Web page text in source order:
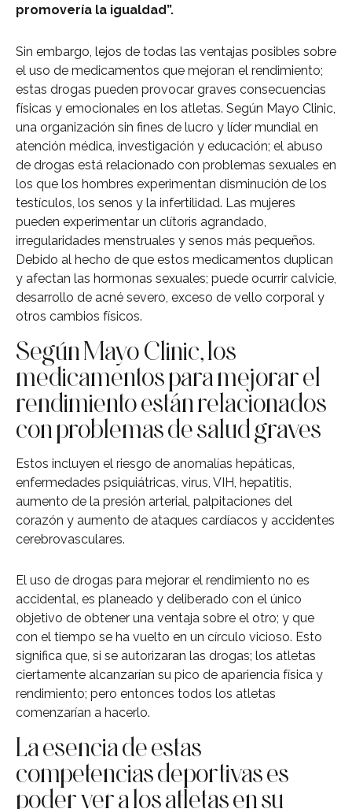
promovería la igualdad”.
Sin embargo, lejos de todas las ventajas posibles sobre
el uso de medicamentos que mejoran el rendimiento;
estas drogas pueden provocar graves consecuencias
físicas y emocionales en los atletas. Según Mayo Clinic,
una organización sin fines de lucro y líder mundial en
atención médica, investigación y educación; el abuso
de drogas está relacionado con problemas sexuales en
los que los hombres experimentan disminución de los
testículos, los senos y la infertilidad. Las mujeres
pueden experimentar un clítoris agrandado,
irregularidades menstruales y senos más pequeños.
Debido al hecho de que estos medicamentos duplican
y afectan las hormonas sexuales; puede ocurrir calvicie,
desarrollo de acné severo, exceso de vello corporal y
otros cambios físicos.
Según Mayo Clinic, los
medicamentos para mejorar el
rendimiento están relacionados
con problemas de salud graves
Estos incluyen el riesgo de anomalías hepáticas,
enfermedades psiquiátricas, virus, VIH, hepatitis,
aumento de la presión arterial, palpitaciones del
corazón y aumento de ataques cardíacos y accidentes
cerebrovasculares.
El uso de drogas para mejorar el rendimiento no es
accidental, es planeado y deliberado con el único
objetivo de obtener una ventaja sobre el otro; y que
con el tiempo se ha vuelto en un círculo vicioso. Esto
significa que, si se autorizaran las drogas; los atletas
ciertamente alcanzarían su pico de apariencia física y
rendimiento; pero entonces todos los atletas
comenzarían a hacerlo.
La esencia de estas
competencias deportivas es
poder ver a los atletas en su